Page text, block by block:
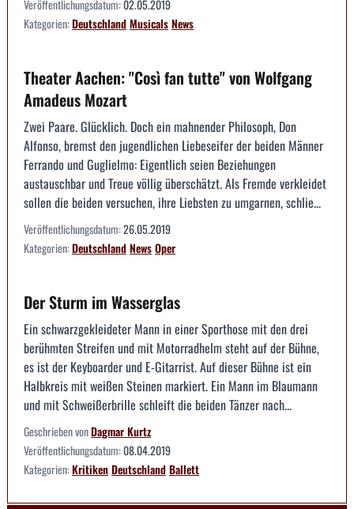
Veröffentlichungsdatum:02.05.2019
Kategorien:DeutschlandMusicalsNews
Theater Aachen: "Così fan tutte" von Wolfgang
Amadeus Mozart
Zwei Paare. Glücklich. Doch ein mahnender Philosoph, Don
Alfonso, bremst den jugendlichen Liebeseifer der beiden Männer
Ferrando und Guglielmo: Eigentlich seien Beziehungen
austauschbar und Treue völlig überschätzt. Als Fremde verkleidet
sollen die beiden versuchen, ihre Liebsten zu umgarnen, schlie...
Veröffentlichungsdatum:26.05.2019
Kategorien:DeutschlandNewsOper
Der Sturm im Wasserglas
Ein schwarzgekleideter Mann in einer Sporthose mit den drei
berühmten Streifen und mit Motorradhelm steht auf der Bühne,
es ist der Keyboarder und E-Gitarrist. Auf dieser Bühne ist ein
Halbkreis mit weißen Steinen markiert. Ein Mann im Blaumann
und mit Schweißerbrille schleift die beiden Tänzer nach...
Geschrieben vonDagmar Kurtz
Veröffentlichungsdatum:08.04.2019
Kategorien:KritikenDeutschlandBallett